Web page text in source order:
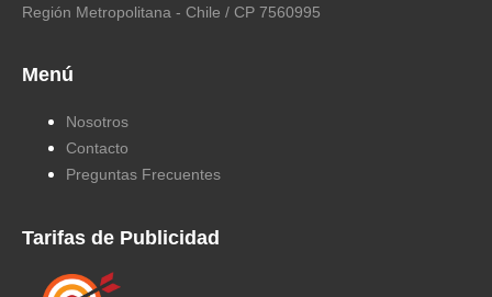
Región Metropolitana - Chile / CP 7560995
Menú
Nosotros
Contacto
Preguntas Frecuentes
Tarifas de Publicidad